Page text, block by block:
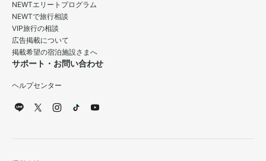
NEWTエリートプログラム
NEWTで旅行相談
VIP旅行の相談
広告掲載について
掲載希望の宿泊施設さまへ
サポート・お問い合わせ
ヘルプセンター